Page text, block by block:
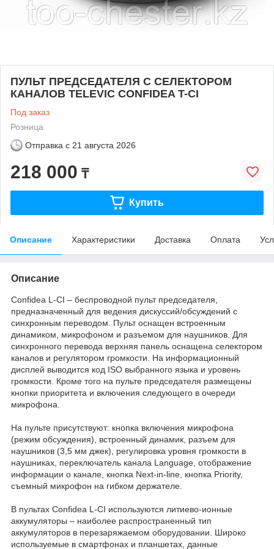
ПУЛЬТ ПРЕДСЕДАТЕЛЯ С СЕЛЕКТОРОМ
КАНАЛОВ TELEVIC CONFIDEA T-CI
Под заказ
Розница
Отправка с 21 августа 2026
218 000 ₸
Купить
Описание Характеристики Доставка Оплата
Описание
Confidea L-CI – беспроводной пульт председателя,
предназначенный для ведения дискуссий/обсуждений с
синхронным переводом. Пульт оснащен встроенным
динамиком, микрофоном и разъемом для наушников. Для
синхронного перевода верхняя панель оснащена селектором
каналов и регулятором громкости. На информационный
дисплей выводится код ISO выбранного языка и уровень
громкости. Кроме того на пульте председателя размещены
кнопки приоритета и включения следующего в очереди
микрофона.
На пульте присутствуют: кнопка включения микрофона
(режим обсуждения), встроенный динамик, разъем для
наушников (3,5 мм джек), регулировка уровня громкости в
наушниках, переключатель канала Language, отображение
информации о канале, кнопка Next-in-line, кнопка Priority,
съемный микрофон на гибком держателе.
В пультах Confidea L-CI используются литиево-ионные
аккумуляторы – наиболее распространенный тип
аккумуляторов в перезаряжаемом оборудовании. Широко
используемые в смартфонах и планшетах, данные